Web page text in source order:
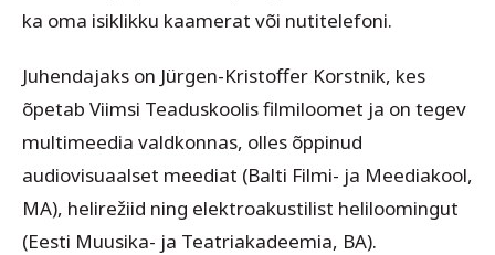
ka oma isiklikku kaamerat või nutitelefoni.
Juhendajaks on Jürgen-Kristoffer Korstnik, kes
õpetab Viimsi Teaduskoolis filmiloomet ja on tegev
multimeedia valdkonnas, olles õppinud
audiovisuaalset meediat (Balti Filmi- ja Meediakool,
MA), helirežiid ning elektroakustilist heliloomingut
(Eesti Muusika- ja Teatriakadeemia, BA).